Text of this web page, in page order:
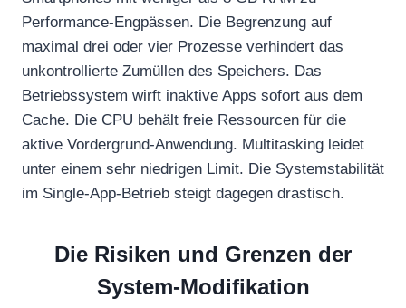
Performance-Engpässen. Die Begrenzung auf
maximal drei oder vier Prozesse verhindert das
unkontrollierte Zumüllen des Speichers. Das
Betriebssystem wirft inaktive Apps sofort aus dem
Cache. Die CPU behält freie Ressourcen für die
aktive Vordergrund-Anwendung. Multitasking leidet
unter einem sehr niedrigen Limit. Die Systemstabilität
im Single-App-Betrieb steigt dagegen drastisch.
Die Risiken und Grenzen der
System-Modifikation